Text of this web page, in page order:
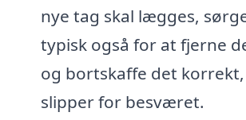
nye tag skal lægges,
typisk også for at fjerne
og bortskaffe det korrekt,
slipper for besværet.